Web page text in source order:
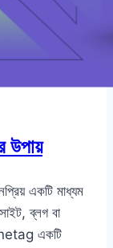
উপায়
একটি মাধ্যম
ব্লগ বা
একটি